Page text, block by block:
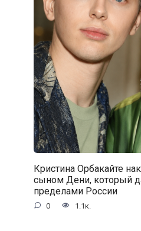
Кристина Орбакайте
сыном Дени, который
пределами России
0 1.1к.